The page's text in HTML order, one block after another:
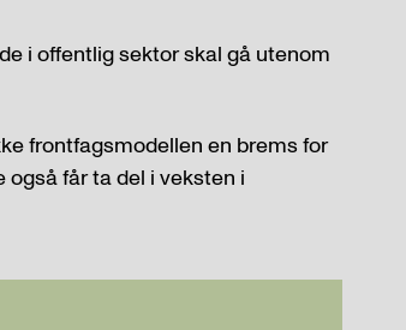
i offentlig sektor skal gå utenom
frontfagsmodellen en brems for
får ta del i veksten i